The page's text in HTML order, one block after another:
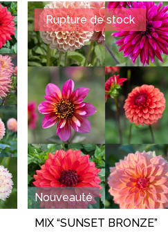
Rupture de stock
Nouveauté
MIX “SUNSET BRONZE”